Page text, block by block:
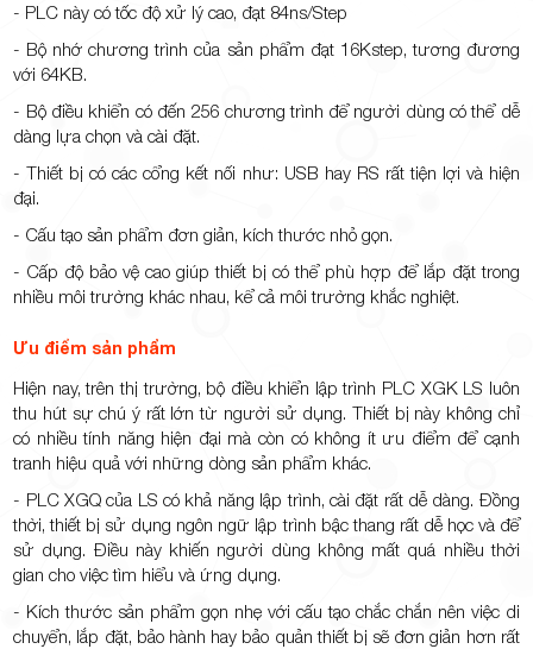
- PLC này có tốc độ xử lý cao, đạt 84ns/Step
- Bộ nhớ chương trình của sản phẩm đạt 16Kstep, tương đương
với 64KB.
- Bộ điều khiển có đến 256 chương trình để người dùng có thể dễ
dàng lựa chọn và cài đặt.
- Thiết bị có các cổng kết nối như: USB hay RS rất tiện lợi và hiện
đại.
- Cấu tạo sản phẩm đơn giản, kích thước nhỏ gọn.
- Cấp độ bảo vệ cao giúp thiết bị có thể phù hợp để lắp đặt trong
nhiều môi trường khác nhau, kể cả môi trường khắc nghiệt.
Ưu điểm sản phẩm
Hiện nay, trên thị trường, bộ điều khiển lập trình PLC XGK LS luôn
thu hút sự chú ý rất lớn từ người sử dụng. Thiết bị này không chỉ
có nhiều tính năng hiện đại mà còn có không ít ưu điểm để cạnh
tranh hiệu quả với những dòng sản phẩm khác.
- PLC XGQ của LS có khả năng lập trình, cài đặt rất dễ dàng. Đồng
thời, thiết bị sử dụng ngôn ngữ lập trình bậc thang rất dễ học và để
sử dụng. Điều này khiến người dùng không mất quá nhiều thời
gian cho việc tìm hiểu và ứng dụng.
- Kích thước sản phẩm gọn nhẹ với cấu tạo chắc chắn nên việc di
chuyển, lắp đặt, bảo hành hay bảo quản thiết bị sẽ đơn giản hơn rất